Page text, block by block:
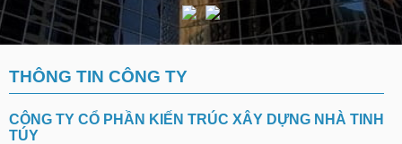
THÔNG TIN CÔNG TY
CÔNG TY CỔ PHẦN KIẾN TRÚC XÂY DỰNG NHÀ TINH
TÚY